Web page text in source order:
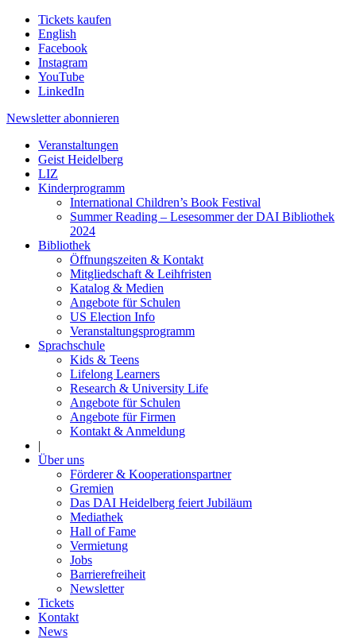
Tickets kaufen
English
Facebook
Instagram
YouTube
LinkedIn
Newsletter abonnieren
Veranstaltungen
Geist Heidelberg
LIZ
Kinderprogramm
International Children’s Book Festival
Summer Reading – Lesesommer der DAI Bibliothek
2024
Bibliothek
Öffnungszeiten & Kontakt
Mitgliedschaft & Leihfristen
Katalog & Medien
Angebote für Schulen
US Election Info
Veranstaltungsprogramm
Sprachschule
Kids & Teens
Lifelong Learners
Research & University Life
Angebote für Schulen
Angebote für Firmen
Kontakt & Anmeldung
|
Über uns
Förderer & Kooperationspartner
Gremien
Das DAI Heidelberg feiert Jubiläum
Mediathek
Hall of Fame
Vermietung
Jobs
Barrierefreiheit
Newsletter
Tickets
Kontakt
News